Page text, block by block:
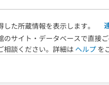
た所蔵情報を表示します。
サイト・データベースで直接
相談ください。詳細は ヘルプ を